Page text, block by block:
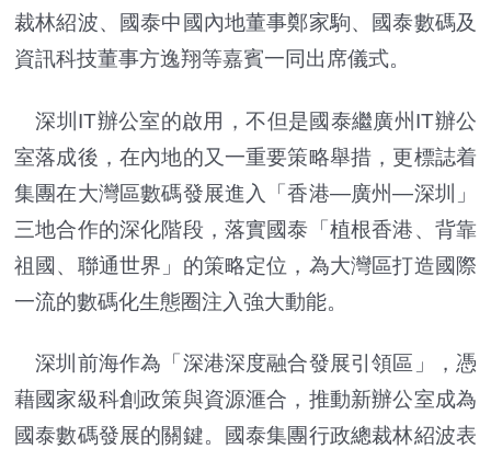
裁林紹波、國泰中國內地董事鄭家駒、國泰數碼及
資訊科技董事方逸翔等嘉賓一同出席儀式。
深圳IT辦公室的啟用，不但是國泰繼廣州IT辦公
室落成後，在內地的又一重要策略舉措，更標誌着
集團在大灣區數碼發展進入「香港—廣州—深圳」
三地合作的深化階段，落實國泰「植根香港、背靠
祖國、聯通世界」的策略定位，為大灣區打造國際
一流的數碼化生態圈注入強大動能。
深圳前海作為「深港深度融合發展引領區」，憑
藉國家級科創政策與資源滙合，推動新辦公室成為
國泰數碼發展的關鍵。國泰集團行政總裁林紹波表